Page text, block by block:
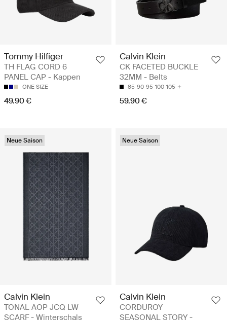
Tommy Hilfiger
TH FLAG CORD 6
PANEL CAP - Kappen
ONE SIZE
49.90 €
Calvin Klein
CK FACETED BUCKLE
32MM - Belts
85 90 95 100 105
59.90 €
Neue Saison
Calvin Klein
TONAL AOP JCQ LW
SCARF - Winterschals
Neue Saison
Calvin Klein
CORDUROY
SEASONAL STORY -